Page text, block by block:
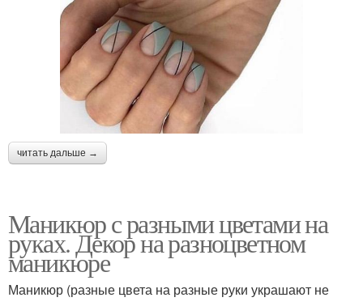
читать дальше →
Маникюр с разными цветами на
руках. Декор на разноцветном
маникюре
Маникюр (разные цвета на разные руки украшают не